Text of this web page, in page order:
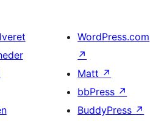
WordPress.com
↗
Matt ↗
bbPress ↗
BuddyPress ↗